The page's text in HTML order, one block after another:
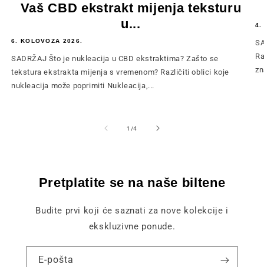
Vaš CBD ekstrakt mijenja teksturu
u...
6. KOLOVOZA 2026.
SADRŽAJ Što je nukleacija u CBD ekstraktima? Zašto se
tekstura ekstrakta mijenja s vremenom? Različiti oblici koje
nukleacija može poprimiti Nukleacija,...
4.
1 /od
4
Pretplatite se na naše biltene
Budite prvi koji će saznati za nove kolekcije i
ekskluzivne ponude.
E-pošta